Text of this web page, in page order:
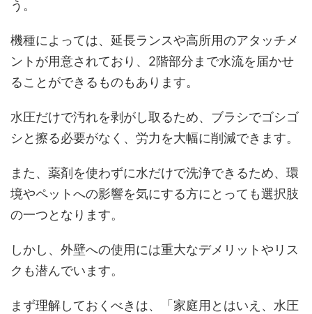
う。
機種によっては、延長ランスや高所用のアタッチメ
ントが用意されており、2階部分まで水流を届かせ
ることができるものもあります。
水圧だけで汚れを剥がし取るため、ブラシでゴシゴ
シと擦る必要がなく、労力を大幅に削減できます。
また、薬剤を使わずに水だけで洗浄できるため、環
境やペットへの影響を気にする方にとっても選択肢
の一つとなります。
しかし、外壁への使用には重大なデメリットやリス
クも潜んでいます。
まず理解しておくべきは、「家庭用とはいえ、水圧